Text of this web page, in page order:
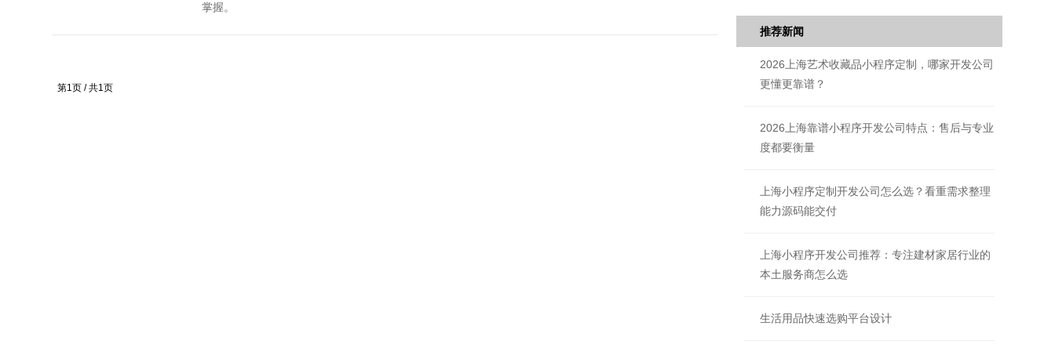
掌握。
第1页 / 共1页
推荐新闻
2026上海艺术收藏品小程序定制，哪家开发公司
更懂更靠谱？
2026上海靠谱小程序开发公司特点：售后与专业
度都要衡量
上海小程序定制开发公司怎么选？看重需求整理
能力源码能交付
上海小程序开发公司推荐：专注建材家居行业的
本土服务商怎么选
生活用品快速选购平台设计